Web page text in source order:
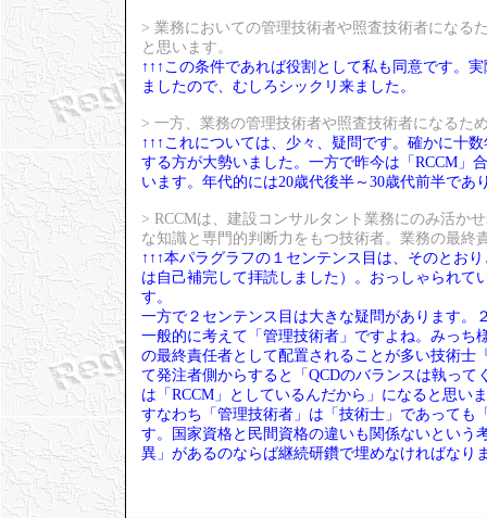
> 業務においての管理技術者や照査技術者になる
と思います。
↑↑↑この条件であれば役割として私も同意です。
ましたので、むしろシックリ来ました。
> 一方、業務の管理技術者や照査技術者になるた
↑↑↑これについては、少々、疑問です。確かに十
する方が大勢いました。一方で昨今は「RCCM」
います。年代的には20歳代後半～30歳代前半で
> RCCMは、建設コンサルタント業務にのみ活か
な知識と専門的判断力をもつ技術者。業務の最
↑↑↑本パラグラフの１センテンス目は、そのとお
は自己補完して拝読しました）。おっしゃられ
す。
一方で２センテンス目は大きな疑問があります。
一般的に考えて「管理技術者」ですよね。みっち
の最終責任者として配置されることが多い技術士
て発注者側からすると「QCDのバランスは執っ
は「RCCM」としているんだから」になると思い
すなわち「管理技術者」は「技術士」であっても
す。国家資格と民間資格の違いも関係ないという
異」があるのならば継続研鑽で埋めなければなり